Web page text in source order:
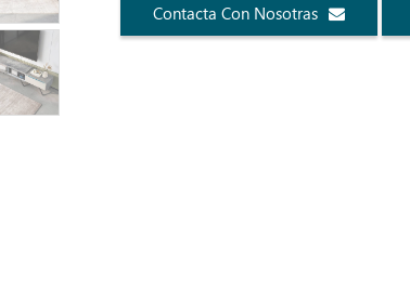
Contacta Con Nosotras